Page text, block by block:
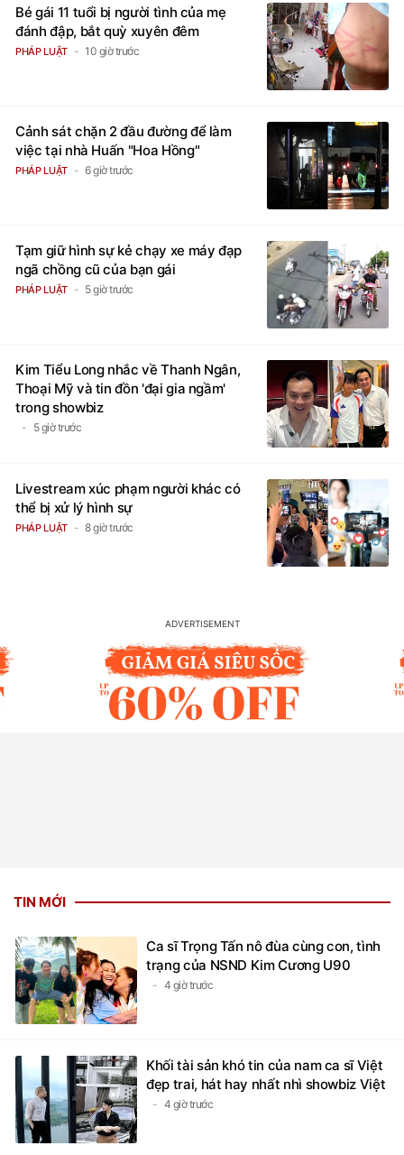
Bé gái 11 tuổi bị người tình của mẹ
đánh đập, bắt quỳ xuyên đêm
PHÁP LUẬT 10 giờ trước
Cảnh sát chặn 2 đầu đường để làm
việc tại nhà Huấn "Hoa Hồng"
PHÁP LUẬT 6 giờ trước
Tạm giữ hình sự kẻ chạy xe máy đạp
ngã chồng cũ của bạn gái
PHÁP LUẬT 5 giờ trước
Kim Tiểu Long nhắc về Thanh Ngân,
Thoại Mỹ và tin đồn 'đại gia ngầm'
trong showbiz
5 giờ trước
Livestream xúc phạm người khác có
thể bị xử lý hình sự
PHÁP LUẬT 8 giờ trước
TIN MỚI
Ca sĩ Trọng Tấn nô đùa cùng con, tình
trạng của NSND Kim Cương U90
4 giờ trước
Khối tài sản khó tin của nam ca sĩ Việt
đẹp trai, hát hay nhất nhì showbiz Việt
4 giờ trước